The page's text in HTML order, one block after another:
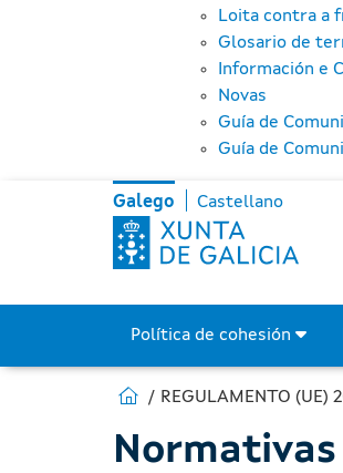
Loita contra a
Glosario de
Información e
Novas
Guía de
Guía de
Galego Castellano
Política de cohesión
Estás en:
Ir para Fondos Europeos
Normativas